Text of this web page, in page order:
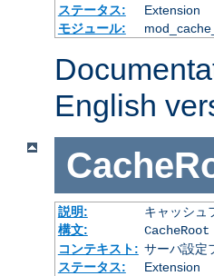
ステータス:
Extension
モジュール:
English
説明:
キャッシュ
構文:
CacheRoot
コンテキスト: サーバ設定
ステータス:
Extension